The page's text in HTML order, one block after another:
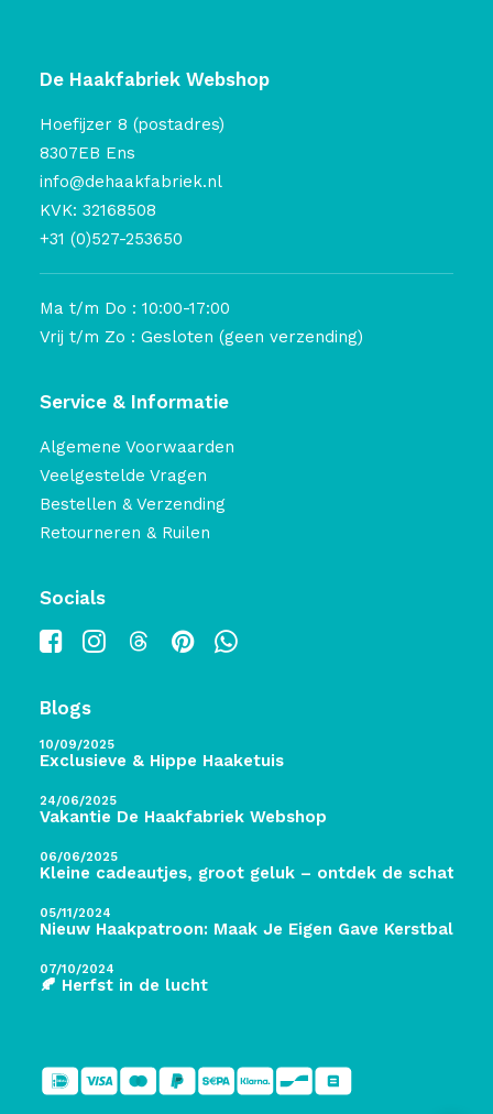
De Haakfabriek Webshop
Hoefijzer 8 (postadres)
8307EB Ens
info@dehaakfabriek.nl
KVK: 32168508
+31 (0)527-253650
Ma t/m Do : 10:00-17:00
Vrij t/m Zo : Gesloten (geen verzending)
Service & Informatie
Algemene Voorwaarden
Veelgestelde Vragen
Bestellen & Verzending
Retourneren & Ruilen
Socials
Blogs
10/09/2025
Exclusieve & Hippe Haaketuis
24/06/2025
Vakantie De Haakfabriek Webshop
06/06/2025
Kleine cadeautjes, groot geluk – ontdek de schatten
05/11/2024
Nieuw Haakpatroon: Maak Je Eigen Gave Kerstballen!
07/10/2024
🍂 Herfst in de lucht